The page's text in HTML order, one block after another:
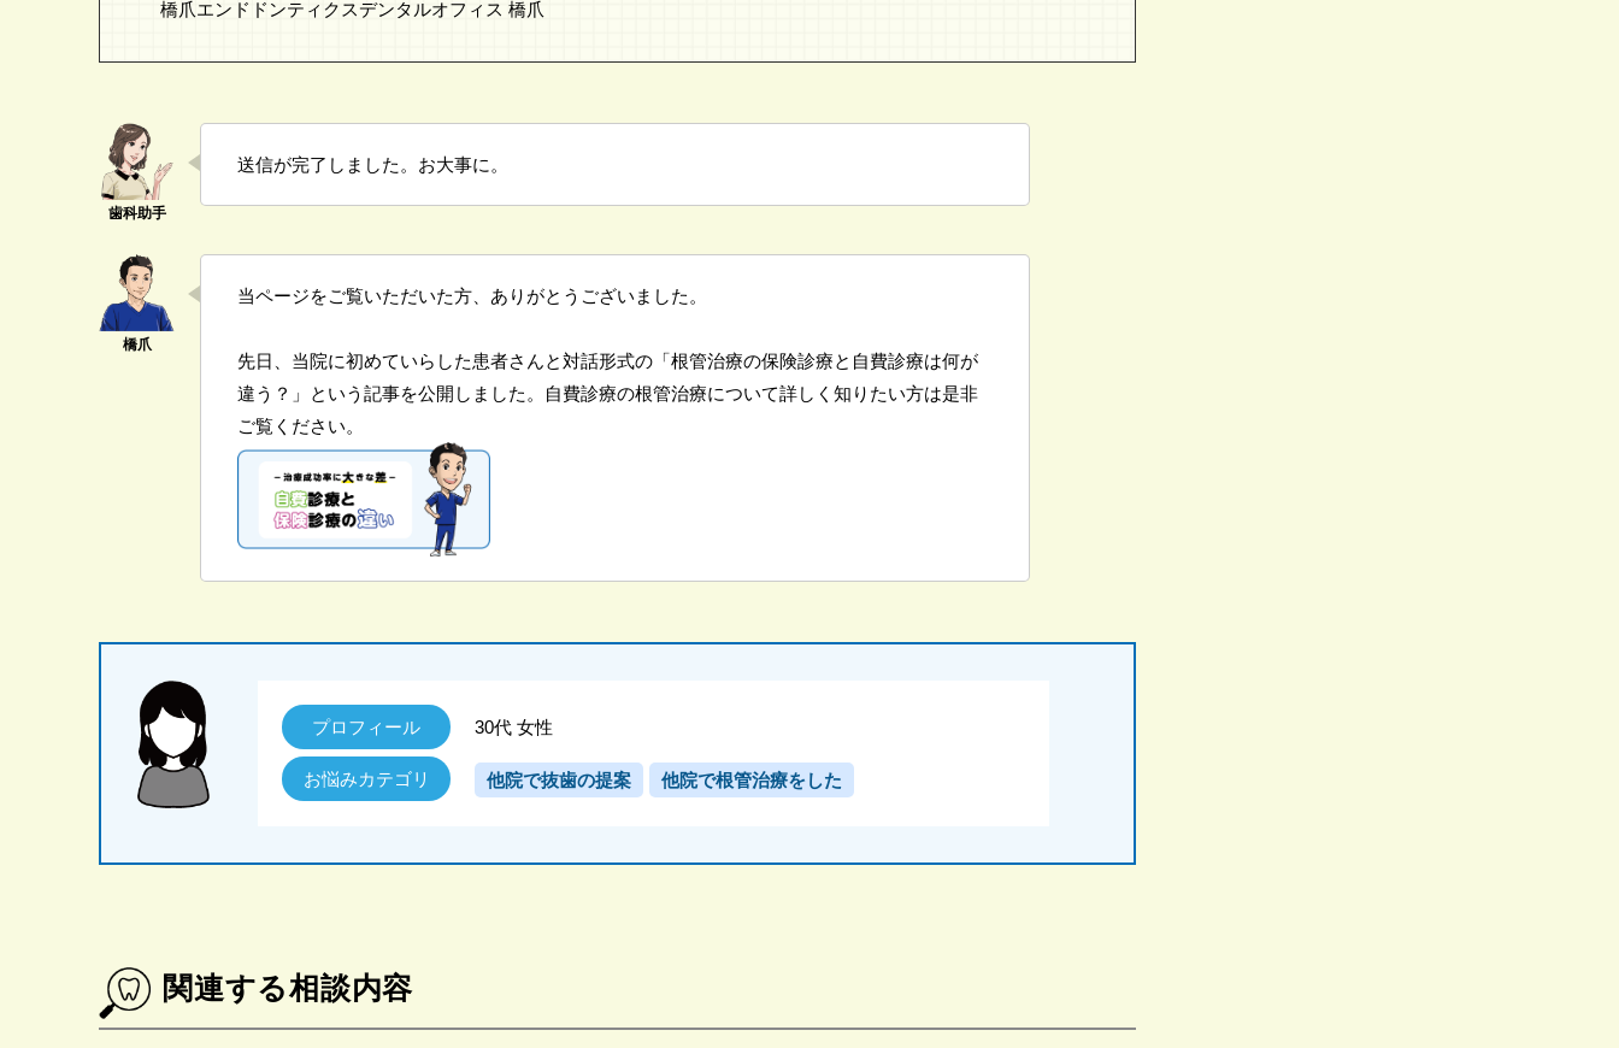
橋爪エンドドンティクスデンタルオフィス 橋爪
送信が完了しました。お大事に。
当ページをご覧いただいた方、ありがとうございました。
先日、当院に初めていらした患者さんと対話形式の「根管治療の保険診療と自費診療は何が
違う？」という記事を公開しました。自費診療の根管治療について詳しく知りたい方は是非
ご覧ください。
プロフィール 30代 女性
お悩みカテゴリ 他院で抜歯の提案 他院で根管治療をした
関連する相談内容